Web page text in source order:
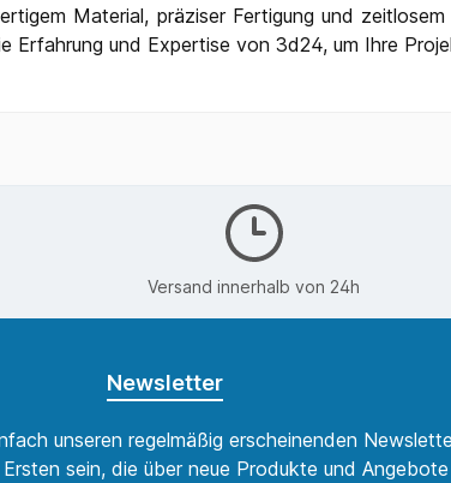
Material, präziser Fertigung und
Erfahrung und Expertise von 3d24, um Ihre
Versand innerhalb von 24h
Newsletter
unseren regelmäßig erscheinenden
sein, die über neue Produkte und